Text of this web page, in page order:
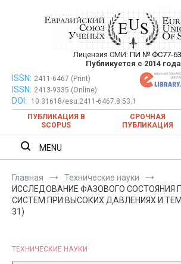
Евразийский Союз
публикация научных
ежемесячном
Лицензия СМИ: ПИ № ФС77-
Публикуется с 2014 года
Евразийский Союз Ученых —
ежемесячном научном
ISSN: 2411-6467 (Print)
ISSN: 2413-9335 (Online)
DOI:
10.31618/esu.2411-6467.8.53.1
ПУБЛИКАЦИЯ В
SCOPUS
СРОЧНАЯ
ПУБЛИКАЦИЯ
MENU
Главная
Технические науки
ИССЛЕДОВАНИЕ ФАЗОВОГО СОСТОЯНИЯ
СИСТЕМ ПРИ ВЫСОКИХ ДАВЛЕНИЯХ И
31)
ТЕХНИЧЕСКИЕ НАУКИ